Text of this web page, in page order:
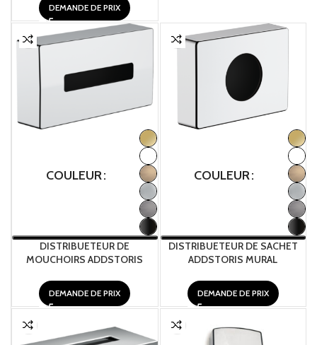
DEMANDE DE PRIX
COULEUR
DISTRIBUETEUR DE
MOUCHOIRS ADDSTORIS
DEMANDE DE PRIX
COULEUR
DISTRIBUETEUR DE SACHET
ADDSTORIS MURAL
DEMANDE DE PRIX